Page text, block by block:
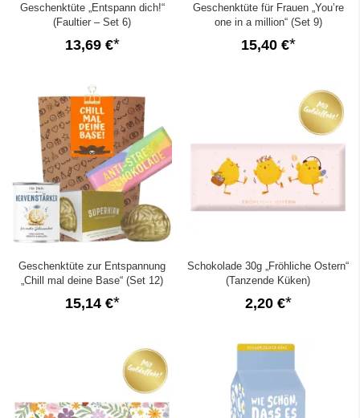
Geschenktüte „Entspann dich!“
(Faultier – Set 6)
13,69 €
Geschenktüte für Frauen „You’re
one in a million“ (Set 9)
15,40 €
Geschenktüte zur Entspannung
„Chill mal deine Base“ (Set 12)
15,14 €
Schokolade 30g „Fröhliche Ostern“
(Tanzende Küken)
2,20 €